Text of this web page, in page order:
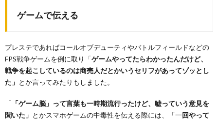
ゲームで伝える
プレステであればコールオブデューティやバトルフィールドなどの
FPS戦争ゲームを例に取り「ゲームやってたらわかったんだけど、
戦争を起こしているのは商売人だとかいうセリフがあってゾッとし
た」 とか言ってみたりもしました。
「 「ゲーム脳」って言葉も一時期流行ったけど、嘘っていう意見を
聞いた」 とかスマホゲームの中毒性を伝える際には、「一回やって